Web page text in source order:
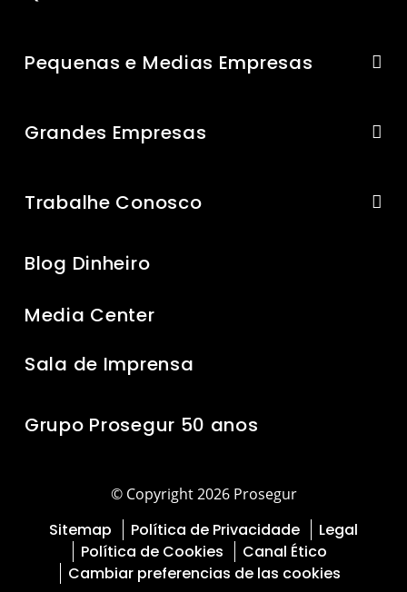
Pequenas e Medias Empresas
Grandes Empresas
Trabalhe Conosco
Blog Dinheiro
Media Center
Sala de Imprensa
Grupo Prosegur 50 anos
© Copyright 2026 Prosegur
Sitemap Política de Privacidade
Legal
Política de Cookies
Canal Ético
Cambiar preferencias de las cookies